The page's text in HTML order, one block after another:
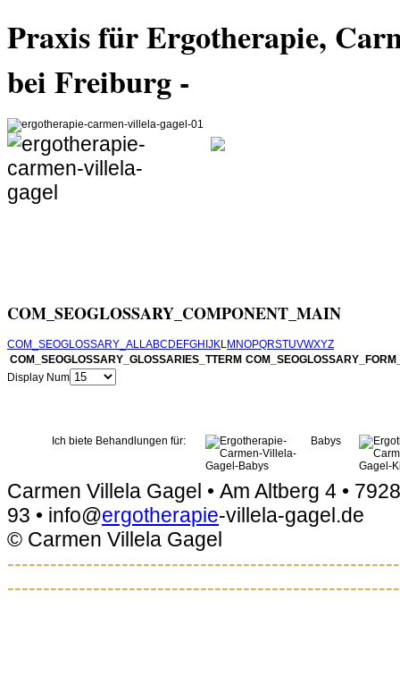
Praxis für Ergotherapie,
bei Freiburg -
COM_SEOGLOSSARY_COMPONENT_MAIN
COM_SEOGLOSSARY_ALLABC D EFGH JKLM NOPQRSTUVWXYZ
COM_SEOGLOSSARY_GLOSSARIES_TTERM
Display Num
Ich biete Behandlungen für: Babys
Carmen Villela Gagel • Am Altberg 4 •
93 • info@ergotherapie-villela-gagel.de
© Carmen Villela Gagel